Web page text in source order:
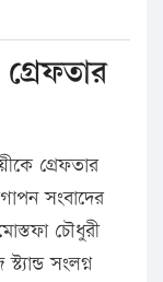
গ্রেফতার
সংবাদের
চৌধুরী
সংলগ্ন